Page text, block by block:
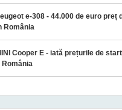
e-308 - 44.000 de euro preț
România
Cooper E - iată prețurile de start
România